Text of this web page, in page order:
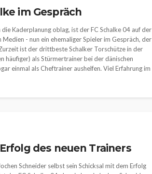
im Gespräch
Kaderplanung oblag, ist der FC Schalke 04 auf der
- nun ein ehemaliger Spieler im Gespräch, der
ist der drittbeste Schalker Torschütze in der
häufiger) als Stürmertrainer bei der dänischen
einmal als Cheftrainer aushelfen. Viel Erfahrung im
des neuen Trainers
Schneider selbst sein Schicksal mit dem Erfolg